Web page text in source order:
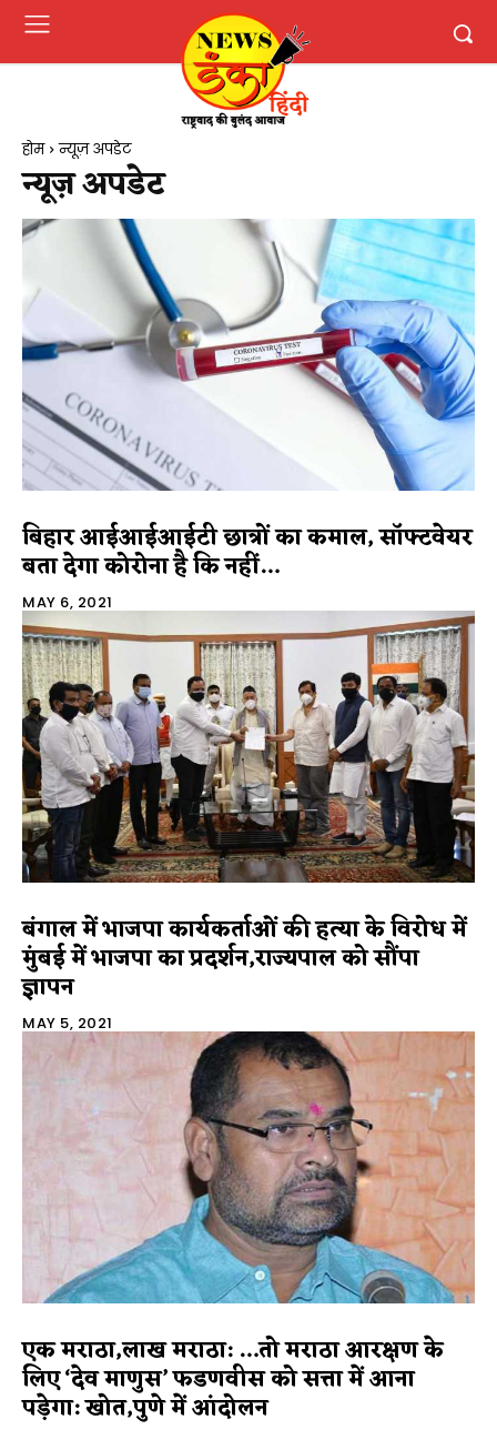
होम न्यूज़ अपडेट
न्यूज़ अपडेट
बिहार आईआईआईटी छात्रों का कमाल, सॉफ्टवेयर
बता देगा कोरोना है कि नहीं…
MAY 6, 2021
बंगाल में भाजपा कार्यकर्ताओं की हत्या के विरोध में
मुंबई में भाजपा का प्रदर्शन,राज्यपाल को सौंपा
ज्ञापन
MAY 5, 2021
एक मराठा,लाख मराठा: …तो मराठा आरक्षण के
लिए ‘देव माणुस’ फडणवीस को सत्ता में आना
पड़ेगा: खोत,पुणे में आंदोलन